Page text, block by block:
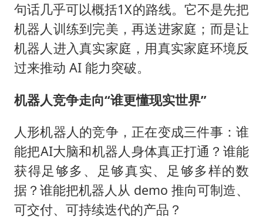
句话几乎可以概括1X的路线。它不是先把
机器人训练到完美，再送进家庭；而是让
机器人进入真实家庭，用真实家庭环境反
过来推动 AI 能力突破。
机器人竞争走向“谁更懂现实世界”
人形机器人的竞争，正在变成三件事：谁
能把AI大脑和机器人身体真正打通？谁能
获得足够多、足够真实、足够多样的数
据？谁能把机器人从 demo 推向可制造、
可交付、可持续迭代的产品？